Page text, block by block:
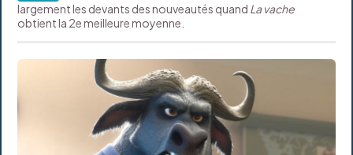
largement les devants des nouveautés quand La vache
obtient la 2e meilleure moyenne.